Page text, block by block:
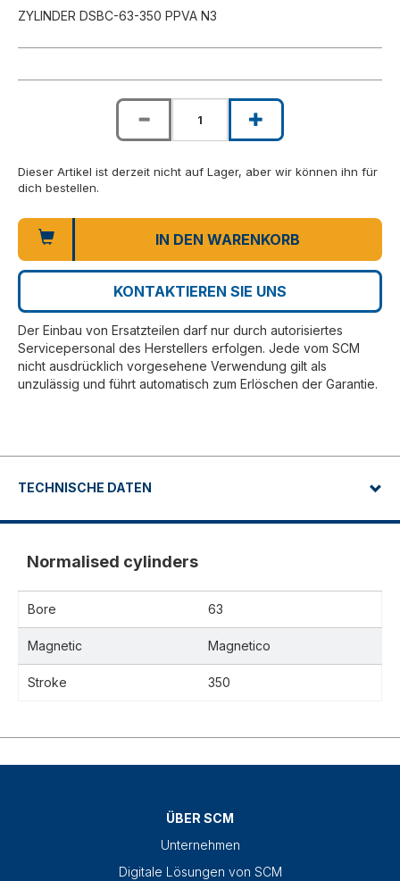
ZYLINDER DSBC-63-350 PPVA N3
Dieser Artikel ist derzeit nicht auf Lager, aber wir können ihn für
dich bestellen.
IN DEN WARENKORB
KONTAKTIEREN SIE UNS
Der Einbau von Ersatzteilen darf nur durch autorisiertes
Servicepersonal des Herstellers erfolgen. Jede vom SCM
nicht ausdrücklich vorgesehene Verwendung gilt als
unzulässig und führt automatisch zum Erlöschen der Garantie.
TECHNISCHE DATEN
Normalised cylinders
Bore 63
Magnetic Magnetico
Stroke 350
ÜBER SCM
Unternehmen
Digitale Lösungen von SCM